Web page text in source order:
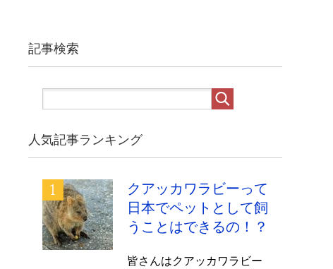
記事検索
人気記事ランキング
クアッカワラビーって
日本でペットとして飼
うことはできるの！？
皆さんはクアッカワラビー